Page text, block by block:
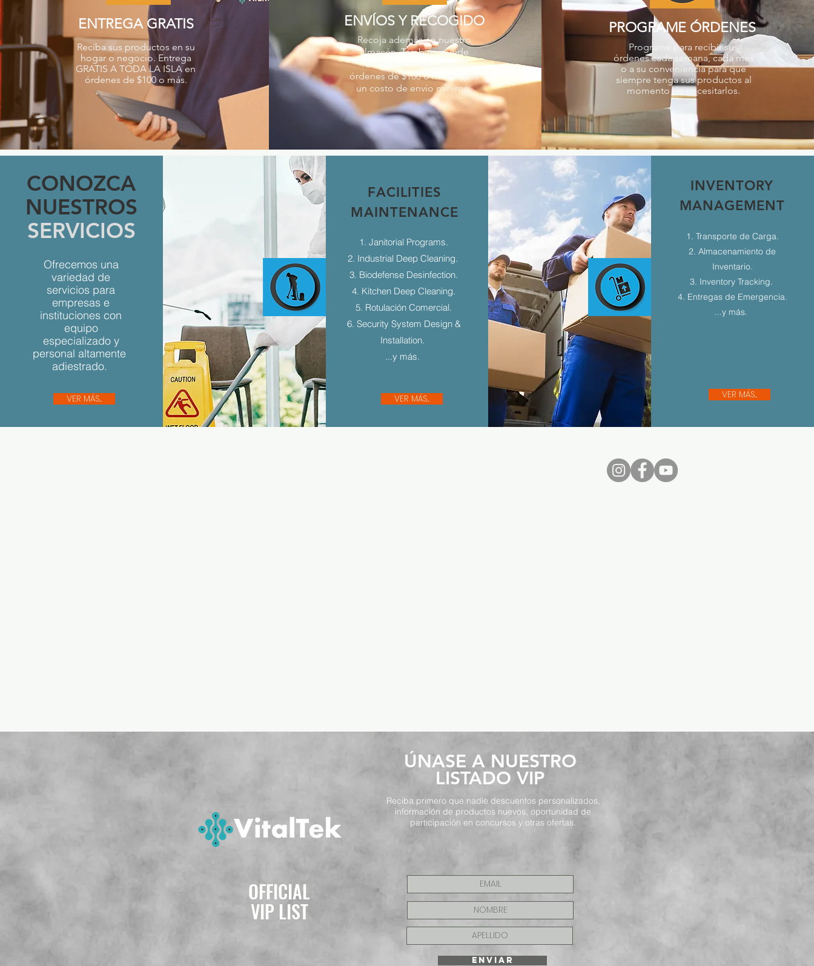
ENTREGA GRATIS
Reciba sus productos en su
hogar o negocio. Entrega
GRATIS A TODA LA ISLA en
órdenes de $100 o más.
ENVÍOS Y RECOGIDO
Recoja además en nuestro
almacén. También puede
recibir sus productos en
órdenes de $100 o menos por
un costo de envío mínimo.
PROGRAME ÓRDENES
Programe para recibir sus
órdenes cada semana, cada mes
o a su conveniencia para que
siempre tenga sus productos al
momento de necesitarlos.
CONOZCA
NUESTROS
SERVICIOS
Ofrecemos una
variedad de
servicios para
empresas e
instituciones con
equipo
especializado y
personal altamente
adiestrado.
VER MÁS...
FACILITIES
MAINTENANCE
1. Janitorial Programs.
2. Industrial Deep Cleaning.
3. Biodefense Desinfection.
4. Kitchen Deep Cleaning.
5. Rotulación Comercial.
6. Security System Design &
Installation.
...y más.
VER MÁS...
INVENTORY
MANAGEMENT
1. Transporte de Carga.
2. Almacenamiento de
Inventario.
3. Inventory Tracking.
4. Entregas de Emergencia.
...y más.
VER MÁS...
​ÚNASE A NUESTRO
LISTADO VIP
Reciba primero que nadie descuentos personalizados,
información de productos nuevos, oportunidad de
participación en concursos y otras ofertas.
OFFICIAL
VIP LIST
ENVIAR